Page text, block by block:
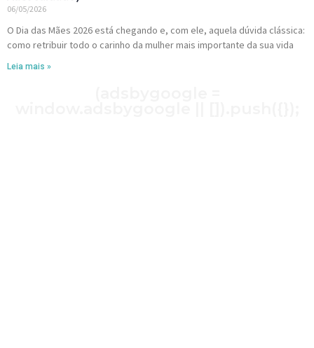
06/05/2026
O Dia das Mães 2026 está chegando e, com ele, aquela dúvida clássica:
como retribuir todo o carinho da mulher mais importante da sua vida
Leia mais »